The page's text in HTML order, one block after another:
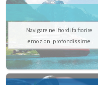
Navigare nei fiordi fa fiorire
emozioni profondissime